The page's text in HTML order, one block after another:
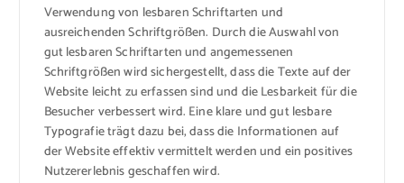
Verwendung von lesbaren Schriftarten und
ausreichenden Schriftgrößen. Durch die Auswahl von
gut lesbaren Schriftarten und angemessenen
Schriftgrößen wird sichergestellt, dass die Texte auf der
Website leicht zu erfassen sind und die Lesbarkeit für die
Besucher verbessert wird. Eine klare und gut lesbare
Typografie trägt dazu bei, dass die Informationen auf
der Website effektiv vermittelt werden und ein positives
Nutzererlebnis geschaffen wird.